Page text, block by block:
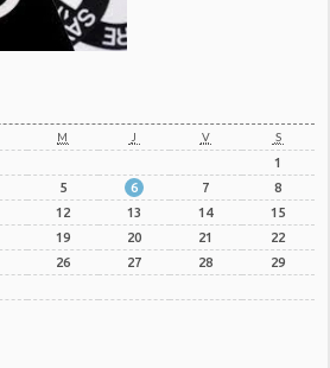
M J V S
1
5 6 7
8
12 13 14
15
19 20 21
22
26 27 28
29